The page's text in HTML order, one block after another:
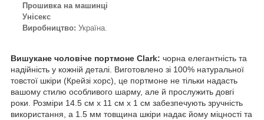
Прошивка на машинці
Унісекс
Виробництво: Україна.
Вишукане чоловіче портмоне Сlark: чорна елегантність та
надійність у кожній деталі. Виготовлено зі 100% натуральної
товстої шкіри (Крейзі хорс), це портмоне не тільки надасть
вашому стилю особливого шарму, але й прослужить довгі
роки. Розміри 14.5 см х 11 см х 1 см забезпечують зручність
використання, а 1.5 мм товщина шкіри надає йому міцності та